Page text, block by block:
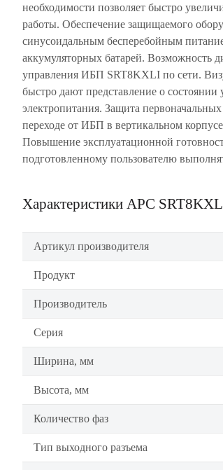
необходимости позволяет быстро
работы. Обеспечение защищаемого
синусоидальным бесперебойным
аккумуляторных батарей. Возможность
управления ИБП SRT8KXLI по сети.
быстро дают представление о состоянии
электропитания. Защита
переходе от ИБП в вертикальном
Повышение эксплуатационной
подготовленному пользователю
Простое восстановление после перегрузки;
не требуется. Продукт прошел
безопасную работуподключенного
Характеристики APC
Артикул производителя
Продукт
Производитель
Серия
Ширина, мм
Высота, мм
Количество фаз
Тип выходного разъема